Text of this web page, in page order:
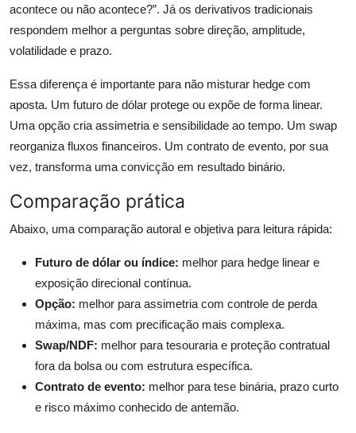
acontece ou não acontece?”. Já os derivativos tradicionais
respondem melhor a perguntas sobre direção, amplitude,
volatilidade e prazo.
Essa diferença é importante para não misturar hedge com
aposta. Um futuro de dólar protege ou expõe de forma linear.
Uma opção cria assimetria e sensibilidade ao tempo. Um swap
reorganiza fluxos financeiros. Um contrato de evento, por sua
vez, transforma uma convicção em resultado binário.
Comparação prática
Abaixo, uma comparação autoral e objetiva para leitura rápida:
Futuro de dólar ou índice: melhor para hedge linear e
exposição direcional contínua.
Opção: melhor para assimetria com controle de perda
máxima, mas com precificação mais complexa.
Swap/NDF: melhor para tesouraria e proteção contratual
fora da bolsa ou com estrutura específica.
Contrato de evento: melhor para tese binária, prazo curto
e risco máximo conhecido de antemão.